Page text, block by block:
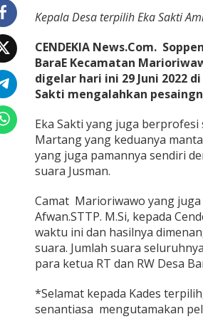
t
u
i
M
a
r
i
w
a
w
S
o
p
p
e
n
Kepala Desa terpilih Eka Sakti
CENDEKIA News.Com.
BaraE Kecamatan
digelar hari ini 29 Juni 2022
Sakti mengalahkan
Eka Sakti yang juga
Martang yang keduanya
yang juga pamannya sendiri
suara Jusman.
Camat Marioriwawo yang juga
Afwan.STTP. M.Si, kepada
waktu ini dan hasilnya
suara. Jumlah suara
para ketua RT dan RW Desa
*Selamat kepada Kades
senantiasa mengutamakan